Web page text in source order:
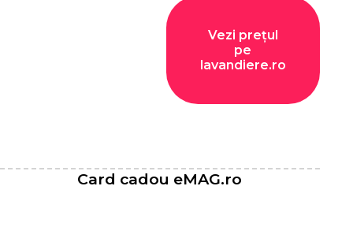
Vezi prețul
pe
lavandiere.ro
Card cadou eMAG.ro